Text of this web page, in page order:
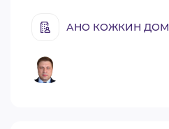
АНО КОЖКИН ДОМ